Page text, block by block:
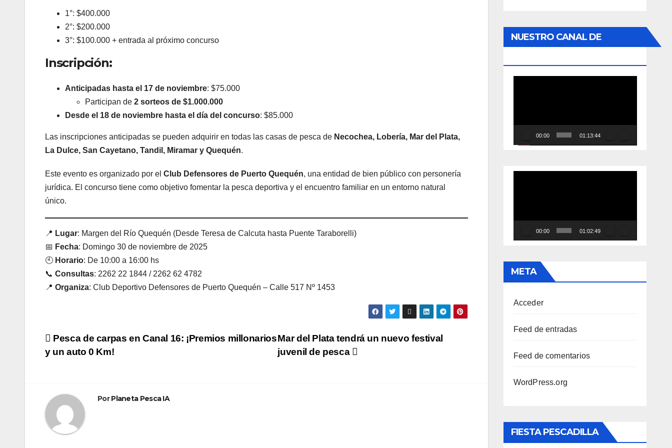
1°: $400.000
2°: $200.000
3°: $100.000 + entrada al próximo concurso
Inscripción:
Anticipadas hasta el 17 de noviembre: $75.000
Participan de 2 sorteos de $1.000.000
Desde el 18 de noviembre hasta el día del concurso: $85.000
Las inscripciones anticipadas se pueden adquirir en todas las casas de pesca de Necochea, Lobería, Mar del Plata,
La Dulce, San Cayetano, Tandil, Miramar y Quequén.
Este evento es organizado por el Club Defensores de Puerto Quequén, una entidad de bien público con personería
jurídica. El concurso tiene como objetivo fomentar la pesca deportiva y el encuentro familiar en un entorno natural
único.
📍 Lugar: Margen del Río Quequén (Desde Teresa de Calcuta hasta Puente Taraborelli)
📅 Fecha: Domingo 30 de noviembre de 2025
🕙 Horario: De 10:00 a 16:00 hs
📞 Consultas: 2262 22 1844 / 2262 62 4782
📍 Organiza: Club Deportivo Defensores de Puerto Quequén – Calle 517 Nº 1453
Navegación
de
Mar del Plata tendrá un nuevo festival
juvenil de pesca
Pesca de carpas en Canal 16: ¡Premios millonarios
y un auto 0 Km!
PorPlaneta Pesca IA
NUESTRO CANAL DE
00:00 01:13:44
00:00 01:02:49
META
Acceder
Feed de entradas
Feed de comentarios
WordPress.org
FIESTA PESCADILLA